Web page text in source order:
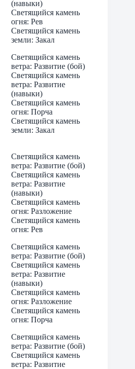
(навыки)
Светящийся камень
огня: Рев
Светящийся камень
земли: Закал
Светящийся камень
ветра: Развитие (бой)
Светящийся камень
ветра: Развитие
(навыки)
Светящийся камень
огня: Порча
Светящийся камень
земли: Закал
Светящийся камень
ветра: Развитие (бой)
Светящийся камень
ветра: Развитие
(навыки)
Светящийся камень
огня: Разложение
Светящийся камень
огня: Рев
Светящийся камень
ветра: Развитие (бой)
Светящийся камень
ветра: Развитие
(навыки)
Светящийся камень
огня: Разложение
Светящийся камень
огня: Порча
Светящийся камень
ветра: Развитие (бой)
Светящийся камень
ветра: Развитие